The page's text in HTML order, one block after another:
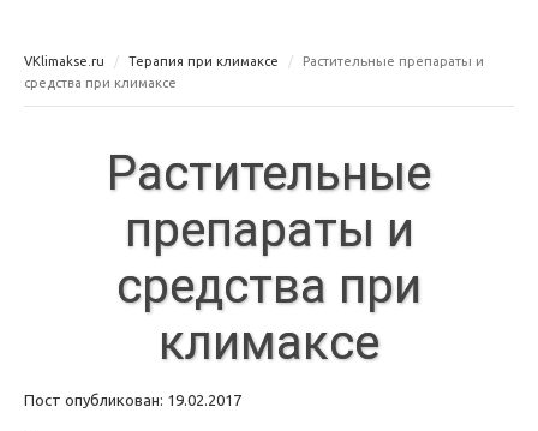
VKlimakse.ru Терапия при климаксе
Растительные препараты и
средства при климаксе
Растительные
препараты и
средства при
климаксе
Пост опубликован: 19.02.2017